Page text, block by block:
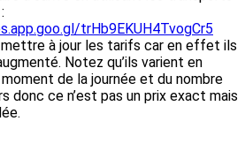
trHb9EKUH4TvogCr5
à jour les tarifs car en effet ils
Notez qu’ils varient en
de la journée et du nombre
donc ce n’est pas un prix exact mais